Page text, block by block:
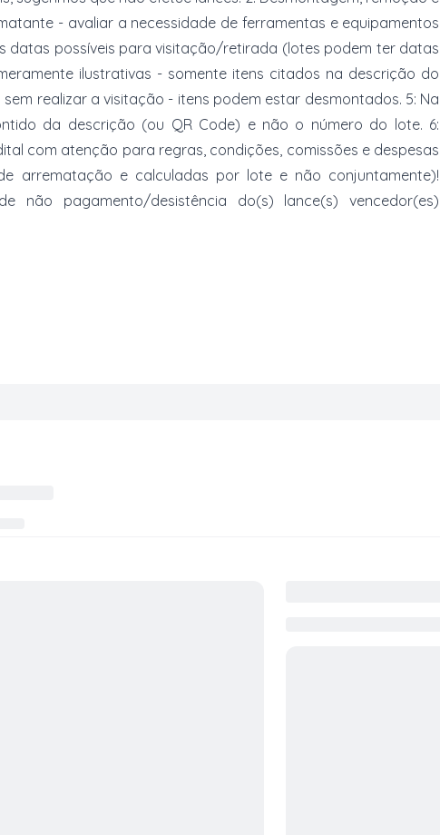
- avaliar a necessidade de ferramentas e equipamentos
datas possíveis para visitação/retirada (lotes podem ter datas
ilustrativas - somente itens citados na descrição do
realizar a visitação - itens podem estar desmontados. 5: Na
da descrição (ou QR Code) e não o número do lote. 6:
com atenção para regras, condições, comissões e despesas
arrematação e calculadas por lote e não conjuntamente)!
pagamento/desistência do(s) lance(s) vencedor(es)